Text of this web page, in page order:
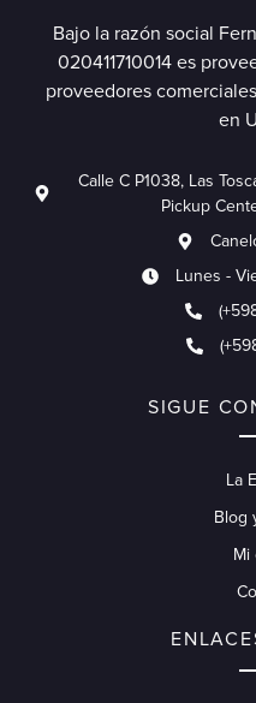
Bajo la razón social
020411710014 es
proveedores
en
Calle C P1038, Las
Pickup
Lunes -
SIGUE
La
Blog
Mi